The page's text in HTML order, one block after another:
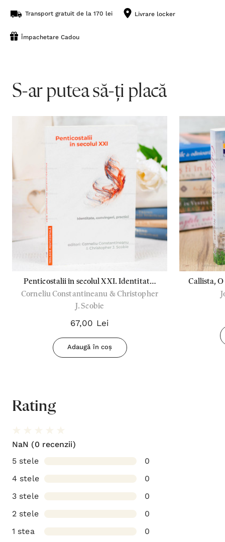
Transport gratuit de la 170 lei Livrare locker
Împachetare Cadou
S-ar putea să-ți placă
Penticostalii în secolul XXI. Identitate,
convingeri, practici
Corneliu Constantineanu & Christopher
J. Scobie
67,00 Lei
Adaugă în coș
Callista,
Rating
NaN (0 recenzii)
5 stele
0
4 stele
0
3 stele
0
2 stele
0
1 stea
0